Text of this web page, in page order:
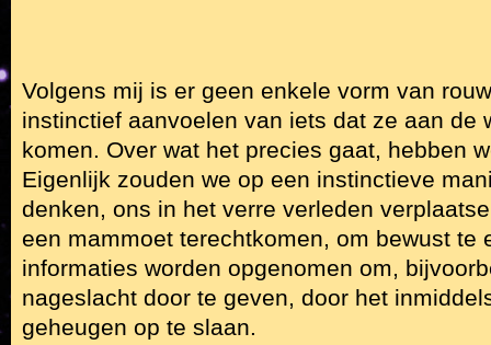
Volgens mij is er geen enkele vorm van
instinctief aanvoelen van iets dat ze aan de
komen. Over wat het precies gaat, hebben
Eigenlijk zouden we op een instinctieve
denken, ons in het verre verleden
een mammoet terechtkomen, om bewust te
informaties worden opgenomen om,
nageslacht door te geven, door het
geheugen op te slaan.